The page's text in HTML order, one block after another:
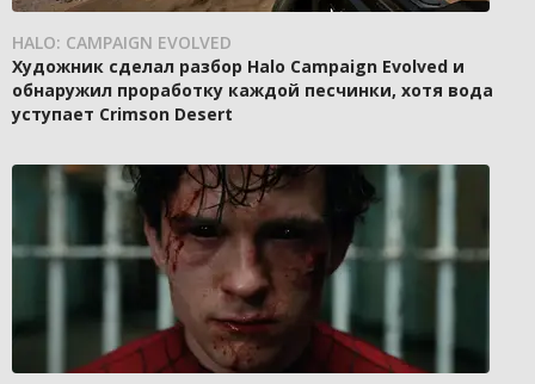
HALO: CAMPAIGN EVOLVED
Художник сделал разбор Halo Campaign Evolved и
обнаружил проработку каждой песчинки, хотя вода
уступает Crimson Desert